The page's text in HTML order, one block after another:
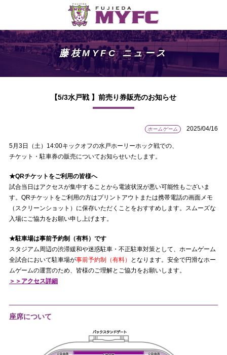
藤枝MYFC ニュース
【5/3水戸戦 】前売り券販売のお知らせ
ホームゲーム 2025/04/16
5月3日（土）14:00キックオフの水戸ホーリーホック戦での、
チケット・駐車券の販売についてお知らせいたします。
★QRチケットをご利用の皆様へ
試合当日はアクセスが集中することから電波状況が悪い可能性もございま
す。QRチケットをご利用の方はプリントアウトまたは携帯電話の画面メモ
（スクリーンショット）に保存いただくことをおすすめします。スムーズな
入場にご協力をお願い申し上げます。
★駐車場は事前予約制（有料）です
スタジアム周辺の渋滞緩和や迷惑駐車・不正駐車対策として、ホームゲーム
全試合において駐車場が事前予約制（有料）
となります。安全で円滑なホー
ムゲームの運営のため、皆様のご理解とご協力をお願いします。
＞＞アクセス詳細
座席について